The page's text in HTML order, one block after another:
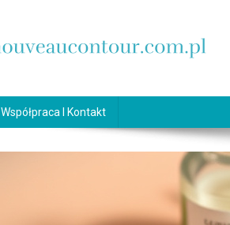
Współpraca I Kontakt